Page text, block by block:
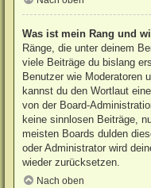
Was ist mein Rang und
Ränge, die unter deinem
viele Beiträge du bislang
Benutzer wie Moderatoren
kannst du den Wortlaut
von der Board-
keine sinnlosen Beiträge,
meisten Boards dulden
oder Administrator wird
wieder zurücksetzen.
Nach oben